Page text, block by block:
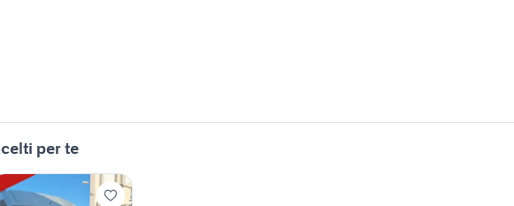
per te